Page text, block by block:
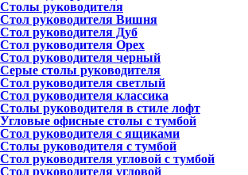
Столы руководителя
Стол руководителя Вишня
Стол руководителя Дуб
Стол руководителя Орех
Стол руководителя черный
Серые столы руководителя
Стол руководителя светлый
Стол руководителя классика
Столы руководителя в стиле лофт
Угловые офисные столы с тумбой
Стол руководителя с ящиками
Столы руководителя с тумбой
Стол руководителя угловой с тумбой
Стол руководителя угловой